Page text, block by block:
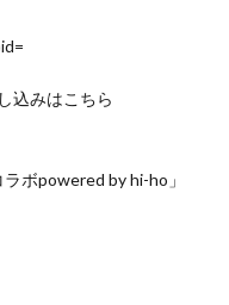
込みはこちら
ボpowered by hi-ho」